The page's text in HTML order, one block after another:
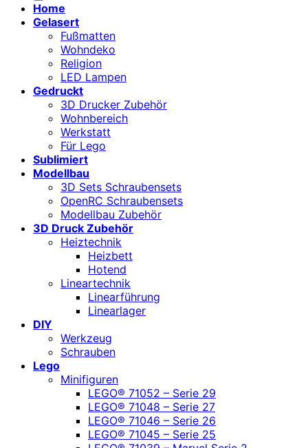
Home
Gelasert
Fußmatten
Wohndeko
Religion
LED Lampen
Gedruckt
3D Drucker Zubehör
Wohnbereich
Werkstatt
Für Lego
Sublimiert
Modellbau
3D Sets Schraubensets
OpenRC Schraubensets
Modellbau Zubehör
3D Druck Zubehör
Heiztechnik
Heizbett
Hotend
Lineartechnik
Linearführung
Linearlager
DIY
Werkzeug
Schrauben
Lego
Minifiguren
LEGO® 71052 – Serie 29
LEGO® 71048 – Serie 27
LEGO® 71046 – Serie 26
LEGO® 71045 – Serie 25